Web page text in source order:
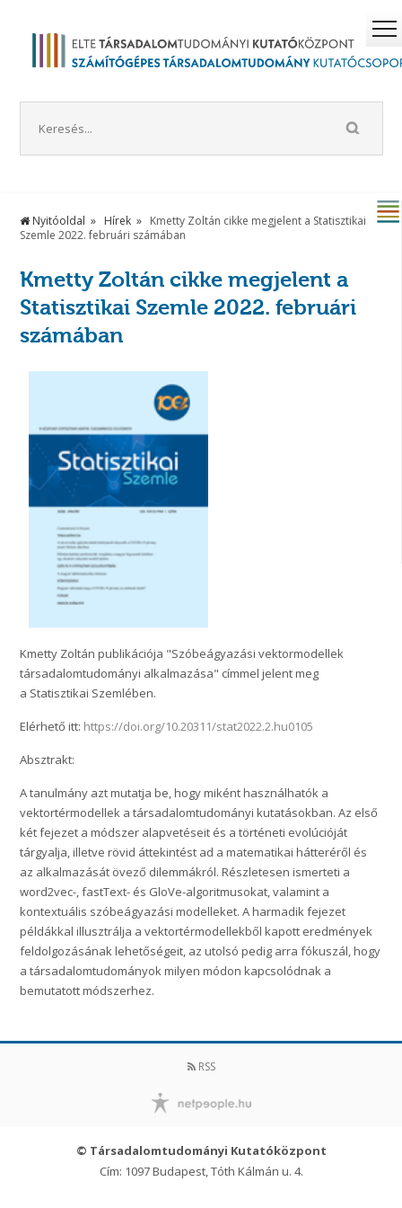
Nyitóoldal Hírek
Kmetty Zoltán cikke megjelent a Statisztikai
Szemle 2022. februári számában
Kmetty Zoltán cikke megjelent a
Statisztikai Szemle 2022. februári
számában
Kmetty Zoltán publikációja "Szóbeágyazási vektormodellek
társadalomtudományi alkalmazása" címmel jelent meg
a Statisztikai Szemlében.
Elérhető itt: https://doi.org/10.20311/stat2022.2.hu0105
Absztrakt:
A tanulmány azt mutatja be, hogy miként használhatók a
vektortérmodellek a társadalomtudományi kutatásokban. Az első
két fejezet a módszer alapvetéseit és a történeti evolúcióját
tárgyalja, illetve rövid áttekintést ad a matematikai hátteréről és
az alkalmazását övező dilemmákról. Részletesen ismerteti a
word2vec-, fastText- és GloVe-algoritmusokat, valamint a
kontextuális szóbeágyazási modelleket. A harmadik fejezet
példákkal illusztrálja a vektortérmodellekből kapott eredmények
feldolgozásának lehetőségeit, az utolsó pedig arra fókuszál, hogy
a társadalomtudományok milyen módon kapcsolódnak a
bemutatott módszerhez.
RSS
© Társadalomtudományi Kutatóközpont
Cím: 1097 Budapest, Tóth Kálmán u. 4.